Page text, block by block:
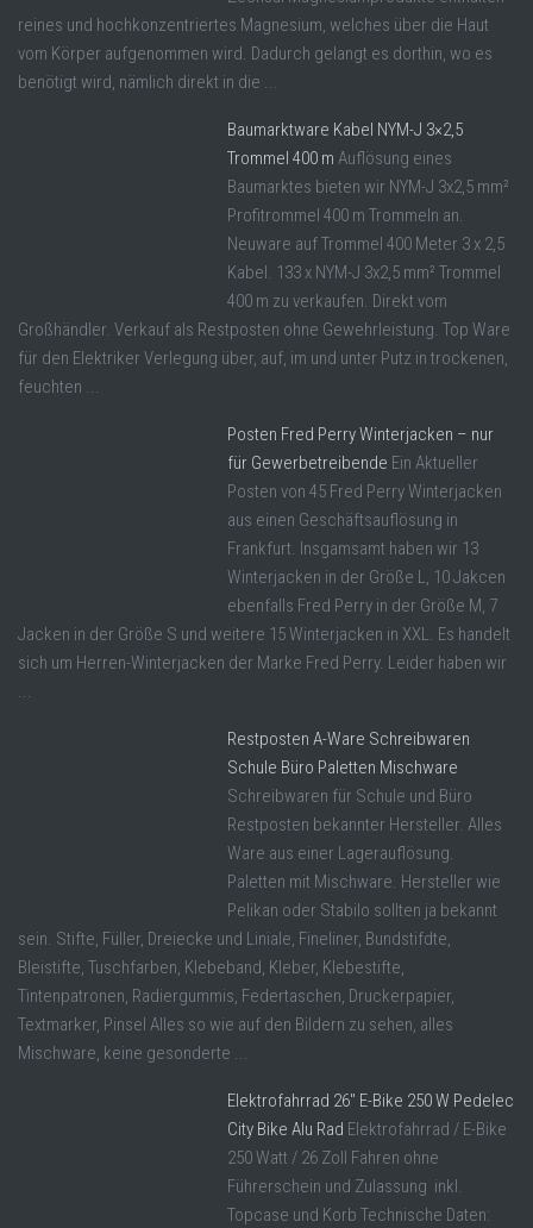
reines und hochkonzentriertes Magnesium, welches über die Haut
vom Körper aufgenommen wird. Dadurch gelangt es dorthin, wo es
benötigt wird, nämlich direkt in die ...
Baumarktware Kabel NYM-J 3×2,5
Trommel 400 m Auflösung eines
Baumarktes bieten wir NYM-J 3x2,5 mm²
Profitrommel 400 m Trommeln an.
Neuware auf Trommel 400 Meter 3 x 2,5
Kabel. 133 x NYM-J 3x2,5 mm² Trommel
400 m zu verkaufen. Direkt vom
Großhändler. Verkauf als Restposten ohne Gewehrleistung. Top Ware
für den Elektriker Verlegung über, auf, im und unter Putz in trockenen,
feuchten ...
Posten Fred Perry Winterjacken – nur
für Gewerbetreibende Ein Aktueller
Posten von 45 Fred Perry Winterjacken
aus einen Geschäftsauflösung in
Frankfurt. Insgamsamt haben wir 13
Winterjacken in der Größe L, 10 Jakcen
ebenfalls Fred Perry in der Größe M, 7
Jacken in der Größe S und weitere 15 Winterjacken in XXL. Es handelt
sich um Herren-Winterjacken der Marke Fred Perry. Leider haben wir
...
Restposten A-Ware Schreibwaren
Schule Büro Paletten Mischware
Schreibwaren für Schule und Büro
Restposten bekannter Hersteller. Alles
Ware aus einer Lagerauflösung.
Paletten mit Mischware. Hersteller wie
Pelikan oder Stabilo sollten ja bekannt
sein. Stifte, Füller, Dreiecke und Liniale, Fineliner, Bundstifdte,
Bleistifte, Tuschfarben, Klebeband, Kleber, Klebestifte,
Tintenpatronen, Radiergummis, Federtaschen, Druckerpapier,
Textmarker, Pinsel Alles so wie auf den Bildern zu sehen, alles
Mischware, keine gesonderte ...
Elektrofahrrad 26″ E-Bike 250 W Pedelec
City Bike Alu Rad Elektrofahrrad / E-Bike
250 Watt / 26 Zoll Fahren ohne
Führerschein und Zulassung inkl.
Topcase und Korb Technische Daten: